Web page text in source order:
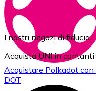
Acquistare Polkadot con
DOT
I nostri negozi di fiducia
Acquista UNI in contanti